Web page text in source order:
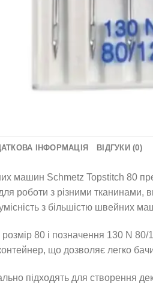
ІНФОРМАЦІЯ ВІДГУКИ (0)
машин Schmetz Topstitch 80
роботи з різними тканинами,
з більшістю швейних
розмір 80 і позначення 130 N
що дозволяє легко
підходять для створення